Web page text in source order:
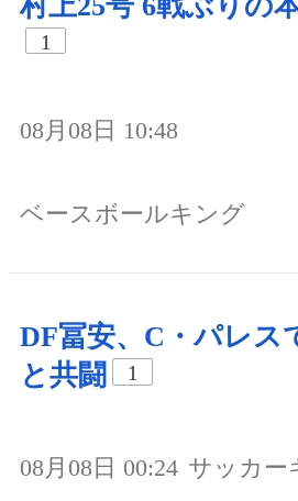
1
08月08日 10:48
ベースボールキング
DF冨安、C・パレス
と共闘
1
08月08日 00:24 サッカー